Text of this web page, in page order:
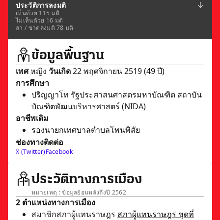
ประวัติการลงมติ
เห็นด้วย 115 มติ
ไม่เห็นด้วย 16 มติ
ลา / ขาดลงมติ 78 มติ
ข้อมูลพื้นฐาน
เพศหญิง วันเกิด22 พฤศจิกายน 2519 (49 ปี)
การศึกษา
ปริญญาโท รัฐประศาสนศาสตรมหาบัณฑิต สถาบัน
บัณฑิตพัฒนบริหารศาสตร์ (NIDA)
อาชีพเดิม
รองนายกเทศบาลตำบลโพนพิสัย
ช่องทางติดต่อ
X (Twitter)Facebook
ประวัติทางการเมือง
หมายเหตุ : ข้อมูลย้อนหลังถึงปี 2562
2 ตำแหน่งทางการเมือง
สมาชิกสภาผู้แทนราษฎร สภาผู้แทนราษฎร ชุดที่